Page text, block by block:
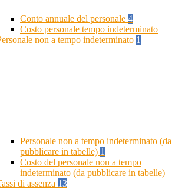
Conto annuale del personale 4
Costo personale tempo indeterminato
non a tempo indeterminato 1
Personale non a tempo indeterminato (da
pubblicare in tabelle) 1
Costo del personale non a tempo
indeterminato (da pubblicare in tabelle)
di assenza 13